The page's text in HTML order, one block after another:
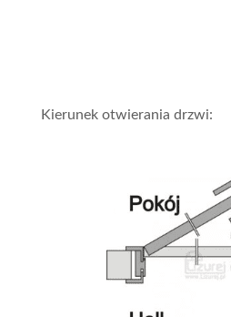
Kierunek otwierania drzwi: